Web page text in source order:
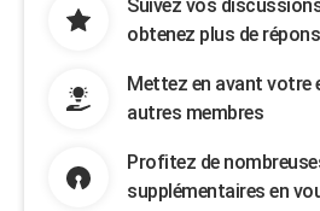
Suivez vos
obtenez plus de
Mettez en avant votre
autres membres
Profitez de
supplémentaires en